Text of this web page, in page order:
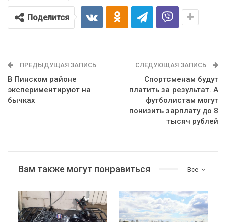
Поделится
ПРЕДЫДУЩАЯ ЗАПИСЬ
В Пинском районе
экспериментируют на
бычках
СЛЕДУЮЩАЯ ЗАПИСЬ
Спортсменам будут
платить за результат. А
футболистам могут
понизить зарплату до 8
тысяч рублей
Все
Вам также могут понравиться